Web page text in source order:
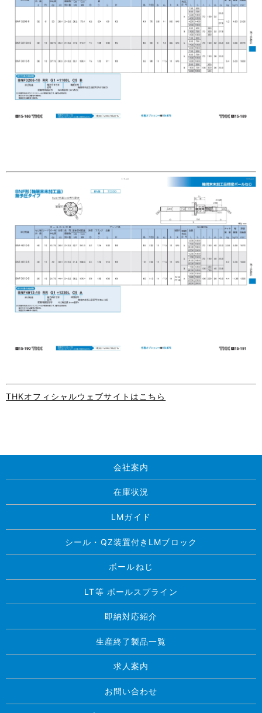
THKオフィシャルウェブサイトはこちら
会社案内
在庫状況
LMガイド
シール・QZ装置付きLMブロック
ボールねじ
LT等 ボールスプライン
即納対応紹介
生産終了製品一覧
求人案内
お問い合わせ